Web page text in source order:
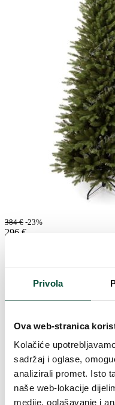
Privola
Ova web-stranica
Kolačiće
sadržaj i oglase,
analizirali promet. Isto
naše web-lokacije
medije, oglašavanje i
384€ -23%
296 €
Umjetno
Na lageru